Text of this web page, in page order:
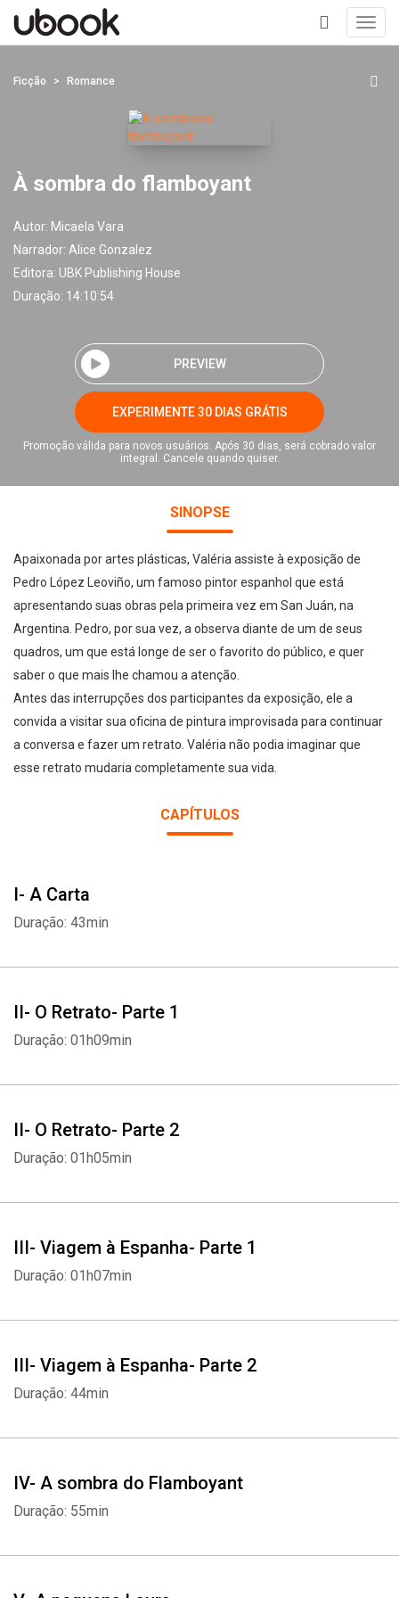
+
Ficção Romance
À sombra do flamboyant
Autor: Micaela Vara
Narrador: Alice Gonzalez
Editora: UBK Publishing House
Duração: 14:10:54
PREVIEW
EXPERIMENTE 30 DIAS GRÁTIS
Promoção válida para novos usuários. Após 30 dias, será cobrado valor
integral. Cancele quando quiser.
SINOPSE
Apaixonada por artes plásticas, Valéria assiste à exposição de
Pedro López Leoviño, um famoso pintor espanhol que está
apresentando suas obras pela primeira vez em San Juán, na
Argentina. Pedro, por sua vez, a observa diante de um de seus
quadros, um que está longe de ser o favorito do público, e quer
saber o que mais lhe chamou a atenção.
Antes das interrupções dos participantes da exposição, ele a
convida a visitar sua oficina de pintura improvisada para continuar
a conversa e fazer um retrato. Valéria não podia imaginar que
esse retrato mudaria completamente sua vida.
CAPÍTULOS
I- A Carta
Duração: 43min
II- O Retrato- Parte 1
Duração: 01h09min
II- O Retrato- Parte 2
Duração: 01h05min
III- Viagem à Espanha- Parte 1
Duração: 01h07min
III- Viagem à Espanha- Parte 2
Duração: 44min
IV- A sombra do Flamboyant
Duração: 55min